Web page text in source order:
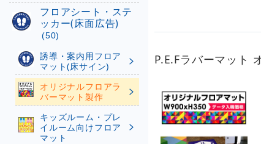
P.E.Fラバーマット
フロアシート・ステ
ッカー(床面広告)
(50)
誘導・案内用フロア
マット(床サイン)
オリジナルフロアラ
バーマット製作
キッズルーム・プレ
イルーム向けフロア
マット